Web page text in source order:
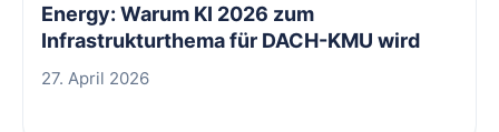
Energy: Warum KI 2026 zum
Infrastrukturthema für DACH-KMU wird
27. April 2026